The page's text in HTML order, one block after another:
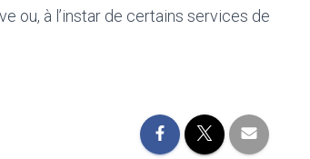
ou, à l’instar de certains services de